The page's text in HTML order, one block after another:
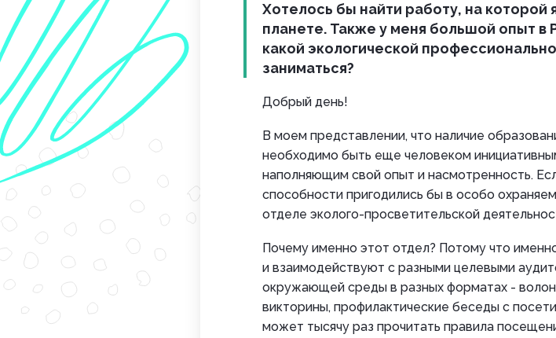
Хотелось бы найти работу, на которой
планете. Также у меня большой опыт
какой экологической
заниматься?
Добрый день!
В моем представлении, что наличие
необходимо быть еще человеком
наполняющим свой опыт и насмотренность.
способности пригодились бы в особо
отделе эколого-просветительской
Почему именно этот отдел? Потому что
и взаимодействуют с разными целевыми
окружающей среды в разных форматах -
викторины, профилактические беседы с
может тысячу раз прочитать правила